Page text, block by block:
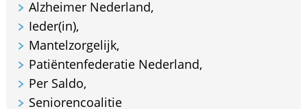
Alzheimer Nederland,
Ieder(in),
Mantelzorgelijk,
Patiëntenfederatie Nederland,
Per Saldo,
Seniorencoalitie